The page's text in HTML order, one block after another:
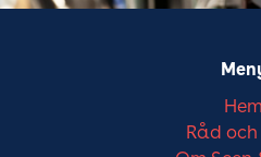
Hem
Råd